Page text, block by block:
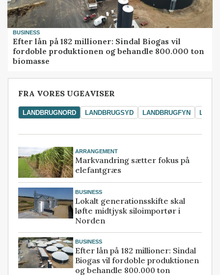
BUSINESS
Efter lån på 182 millioner: Sindal Biogas vil
fordoble produktionen og behandle 800.000 ton
biomasse
FRA VORES UGEAVISER
LANDBRUGNORD LANDBRUGSYD LANDBRUGFYN
ARRANGEMENT
Markvandring sætter fokus på
elefantgræs
BUSINESS
Lokalt generationsskifte skal
løfte midtjysk siloimportør i
Norden
BUSINESS
Efter lån på 182 millioner: Sindal
Biogas vil fordoble produktionen
og behandle 800.000 ton